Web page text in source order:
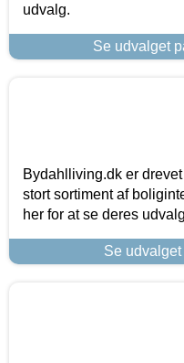
udvalg.
Se udvalget
Bydahlliving.dk er
stort sortiment af
her for at se deres
Se